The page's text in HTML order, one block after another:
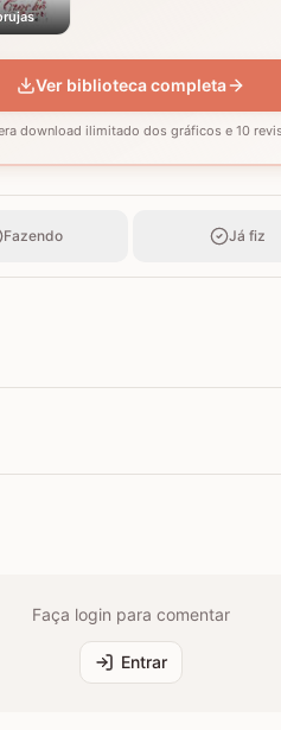
Ver biblioteca completa
download ilimitado dos gráficos e 10
Fazendo Já fiz
Faça login para comentar
Entrar